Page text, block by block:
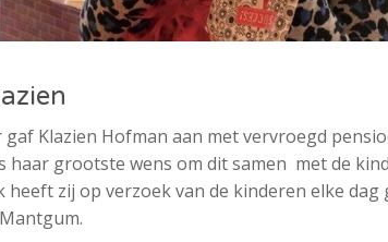
Klazien Hofman aan met vervroegd
haar grootste wens om dit samen met de
heeft zij op verzoek van de kinderen elke